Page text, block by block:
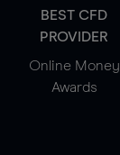
BEST CFD
PROVIDER
Online Money
Awards